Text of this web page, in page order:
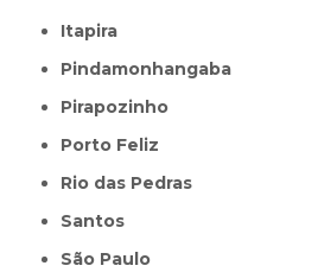
Itapira
Pindamonhangaba
Pirapozinho
Porto Feliz
Rio das Pedras
Santos
São Paulo